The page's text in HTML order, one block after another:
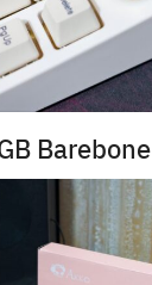
Barebone